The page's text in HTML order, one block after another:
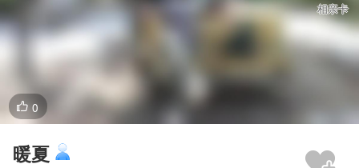
相亲卡
 0
暖夏